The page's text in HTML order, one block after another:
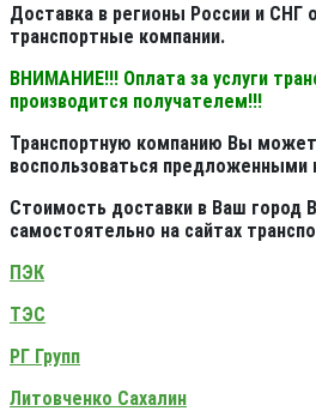
Доставка в регионы России и СНГ
транспортные компании.
ВНИМАНИЕ!!! Оплата за услуги
производится получателем!!!
Транспортную компанию Вы
воспользоваться предложенными
Стоимость доставки в Ваш город
самостоятельно на сайтах
ПЭК
ТЭС
РГ Групп
Литовченко Сахалин